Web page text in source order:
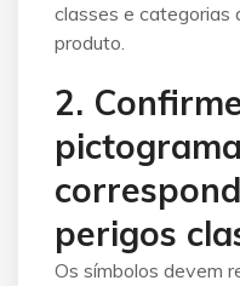
classes e categorias
produto.
2.
perigos
Os símbolos devem